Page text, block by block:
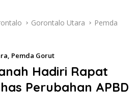
Gorontalo Utara
Pemda
, Pemda Gorut
Hadiri Rapat
Perubahan APBD